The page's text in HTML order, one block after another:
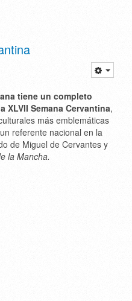
tiene un completo
XLVII Semana Cervantina,
más emblemáticas
referente nacional en la
de Miguel de Cervantes y
la Mancha.